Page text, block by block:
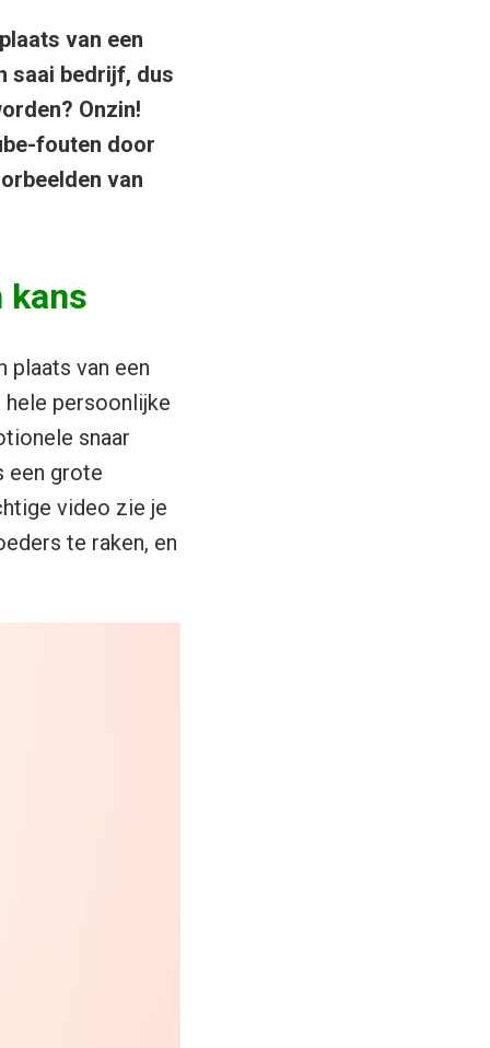
van een
saai bedrijf, dus
Onzin!
fouten door
van
kans
plaats van een
persoonlijke
snaar
een grote
video zie je
te raken, en